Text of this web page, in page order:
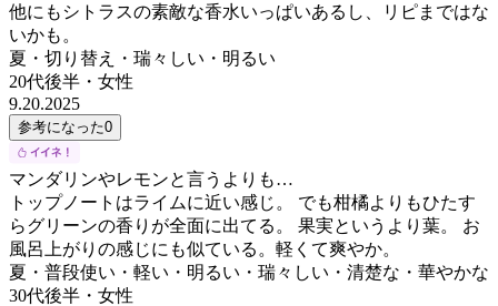
他にもシトラスの素敵な香水いっぱいあるし、リピまではな
いかも。
夏・切り替え・瑞々しい・明るい
20代後半 ・ 女性
9.20.2025
参考になった0
マンダリンやレモンと言うよりも…
トップノートはライムに近い感じ。 でも柑橘よりもひたす
らグリーンの香りが全面に出てる。 果実というより葉。 お
風呂上がりの感じにも似ている。軽くて爽やか。
夏・普段使い・軽い・明るい・瑞々しい・清楚な・華やかな
30代後半 ・ 女性